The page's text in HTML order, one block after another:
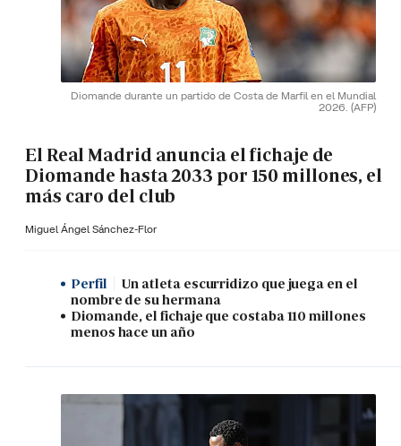
Diomande durante un partido de Costa de Marfil en el Mundial
2026. (AFP)
El Real Madrid anuncia el fichaje de
Diomande hasta 2033 por 150 millones, el
más caro del club
Miguel Ángel Sánchez-Flor
Perfil
Un atleta escurridizo que juega en el
nombre de su hermana
Diomande, el fichaje que costaba 110 millones
menos hace un año